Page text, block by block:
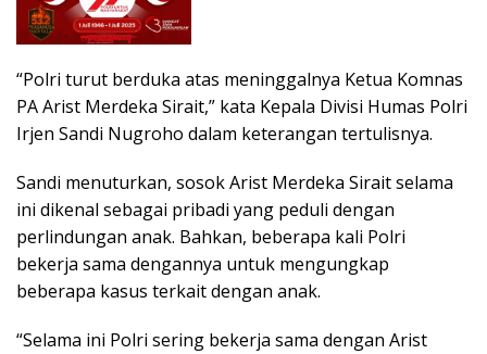
“Polri turut berduka atas meninggalnya Ketua Komnas
PA Arist Merdeka Sirait,” kata Kepala Divisi Humas Polri
Irjen Sandi Nugroho dalam keterangan tertulisnya.
Sandi menuturkan, sosok Arist Merdeka Sirait selama
ini dikenal sebagai pribadi yang peduli dengan
perlindungan anak. Bahkan, beberapa kali Polri
bekerja sama dengannya untuk mengungkap
beberapa kasus terkait dengan anak.
“Selama ini Polri sering bekerja sama dengan Arist